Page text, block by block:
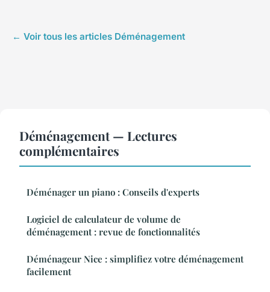
← Voir tous les articles Déménagement
Déménagement — Lectures
complémentaires
Déménager un piano : Conseils d'experts
Logiciel de calculateur de volume de
déménagement : revue de fonctionnalités
Déménageur Nice : simplifiez votre déménagement
facilement